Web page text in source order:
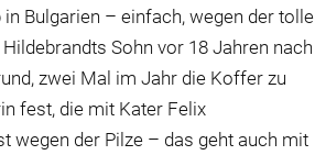
Bulgarien – einfach, wegen der
Sohn vor 18 Jahren nach
zwei Mal im Jahr die Koffer zu
fest, die mit Kater Felix
wegen der Pilze – das geht auch mit